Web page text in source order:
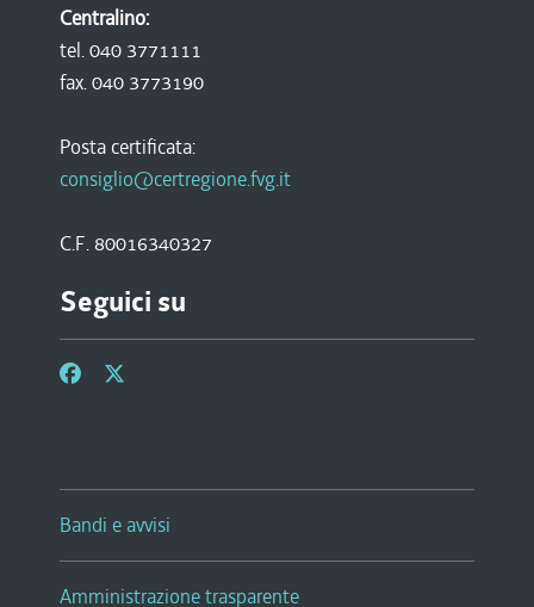
Centralino:
tel. 040 3771111
fax. 040 3773190
Posta certificata:
consiglio@certregione.fvg.it
C.F. 80016340327
Seguici su
Bandi e avvisi
Amministrazione trasparente